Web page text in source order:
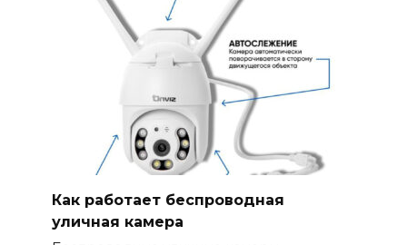
Как работает беспроводная
уличная камера